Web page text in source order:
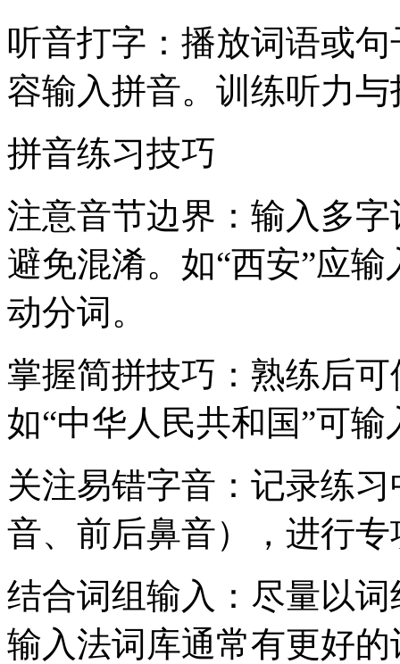
听音打字：播放词语或
容输入拼音。训练听力
拼音练习技巧
注意音节边界：输入多
避免混淆。如“西安”应输
动分词。
掌握简拼技巧：熟练后
如“中华人民共和国”可输
关注易错字音：记录练
音、前后鼻音），进行
结合词组输入：尽量以
输入法词库通常有更好